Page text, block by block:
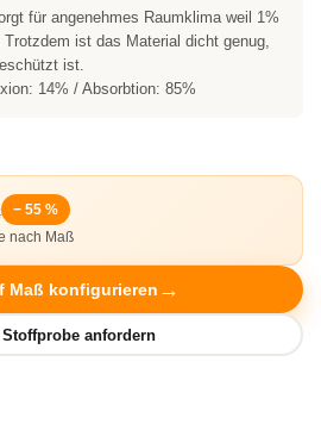
für angenehmes Raumklima weil 1%
ist das Material dicht genug,
ist.
14% / Absorbtion: 85%
− 55 %
nach Maß
Maß konfigurieren